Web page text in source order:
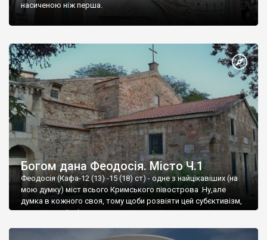
насиченою ніж перша.
Богом дана Феодосія. Місто Ч.1
Феодосія (Кафа-12 (13) -15 (18) ст) - одне з найцікавіших (на
мою думку) міст всього Кримського півострова .Ну,але
думка в кожного своя, тому щоби розвіяти цей субєктивізм,
запрошую відвідати це